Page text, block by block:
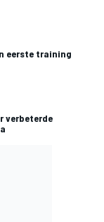
eerste training
verbeterde